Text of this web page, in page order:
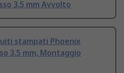
3.5 mm Avvolto
stampati Phoenix
3.5 mm, Montaggio